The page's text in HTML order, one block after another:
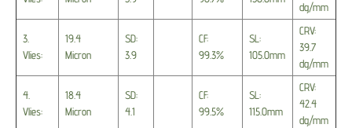
dg/mm
3.
Vlies:
19.4
Micron
SD:
3.9
CF:
99.3%
SL:
105.0mm
CRV:
39.7
dg/mm
4.
Vlies:
18.4
Micron
SD:
4.1
CF:
99.5%
SL:
115.0mm
CRV:
42.4
dg/mm